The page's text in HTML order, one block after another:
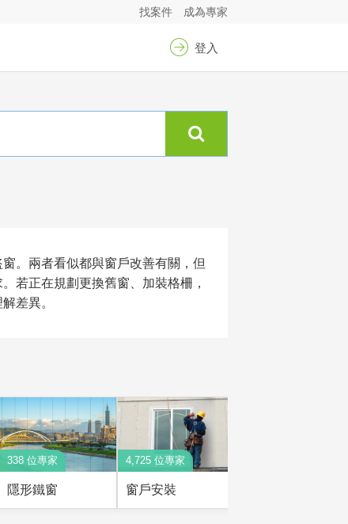
成為專家
找案件
登入
。兩者看似都與窗戶改善有關，但
若正在規劃更換舊窗、加裝格柵，
差異。
338 位專家
隱形鐵窗
4,725 位專家
窗戶安裝